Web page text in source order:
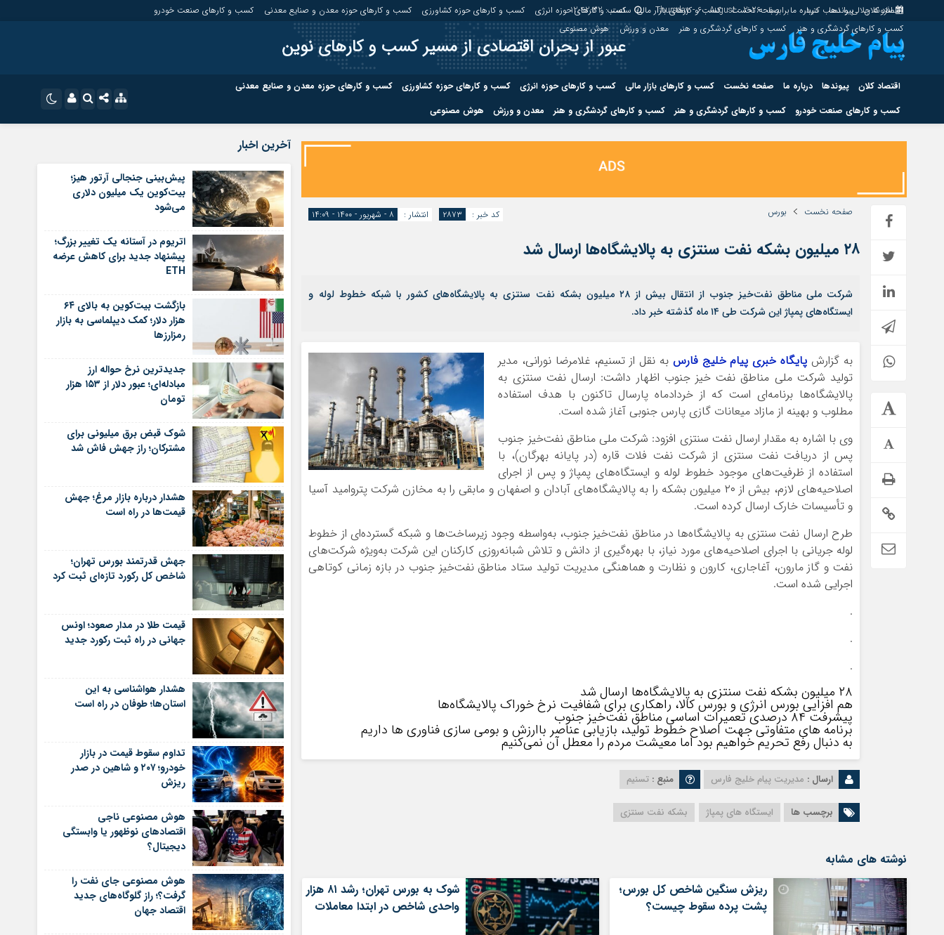
افزونه جلالی را نصب کنید. برابر با : Thursday - 6 - August - 2026 ساعت :12:42:33 اقتصاد کلان پیوندها درباره ما صفحه نخست کسب و کارهای بازار مالی کسب و کارهای حوزه انرژی کسب و کارهای حوزه کشاورزی کسب و کارهای حوزه معدن و صنایع معدنی
کسب و کارهای صنعت خودرو
کسب و کارهای گردشگری و هنر
کسب و کارهای گردشگری و هنر معدن و ورزش هوش مصنوعی
عبور از بحران اقتصادی از مسیر کسب و کارهای نوین
اقتصاد کلان پیوندها درباره ما صفحه نخست کسب و کارهای بازار مالی کسب و کارهای حوزه انرژی کسب و کارهای حوزه کشاورزی
کسب و کارهای حوزه معدن و صنایع معدنی
کسب و کارهای صنعت خودرو
کسب و کارهای گردشگری و هنر کسب و کارهای گردشگری و هنر معدن و ورزش هوش مصنوعی
سروش
ایتا
آپارات
اپلیکیشن
رمز عبور
مرا به خاطر بسپار
اقتصاد کلان پیوندها درباره ما صفحه نخست
کسب و کارهای حوزه کشاورزی کسب و کارهای صنعت خودرو کسب و کارهای گردشگری و هنر
کسب و کارهای گردشگری و هنر معدن و ورزش
هوش مصنوعی
صفحه نخست بورس انتشار : ۸ - شهریور - ۱۴۰۰ - ۱۴:۰۹ کد خبر : ۲۸۷۳
۲۸ میلیون بشکه نفت سنتزی به پالایشگاه‌ها ارسال شد
شرکت ملی مناطق نفت‌خیز جنوب از انتقال بیش از ۲۸ میلیون بشکه نفت سنتزی به پالایشگاه‌های کشور با شبکه خطوط لوله و
ایستگاه‌های پمپاژ این شرکت طی ۱۴ ماه گذشته خبر داد.
به گزارش پایگاه خبری پیام خلیج فارس به نقل از تسنیم، غلامرضا نورانی، مدیر
تولید شرکت ملی مناطق نفت خیز جنوب اظهار داشت: ارسال نفت سنتزی به
پالایشگاه‌ها برنامه‌ای است که از خردادماه پارسال تاکنون با هدف استفاده
مطلوب و بهینه از مازاد میعانات گازی پارس جنوبی آغاز شده است.
وی با اشاره به مقدار ارسال نفت سنتزی افزود: شرکت ملی مناطق نفت‌خیز جنوب
پس از دریافت نفت سنتزی از شرکت نفت فلات قاره (در پایانه بهرگان)، با
استفاده از ظرفیت‌های موجود خطوط لوله و ایستگاه‌های پمپاژ و پس از اجرای
اصلاحیه‌های لازم، بیش از ۲۰ میلیون بشکه را به پالایشگاه‌های آبادان و اصفهان و مابقی را به مخازن شرکت پتروامید آسیا
و تأسیسات خارک ارسال کرده است.
طرح ارسال نفت سنتزی به پالایشگاه‌ها در مناطق نفت‌خیز جنوب، به‌واسطه وجود زیرساخت‌ها و شبکه گسترده‌ای از خطوط
لوله جریانی با اجرای اصلاحیه‌های مورد نیاز، با بهره‌گیری از دانش و تلاش شبانه‌روزی کارکنان این شرکت به‌ویژه شرکت‌های
نفت و گاز مارون، آغاجاری، کارون و نظارت و هماهنگی مدیریت تولید ستاد مناطق نفت‌خیز جنوب در بازه زمانی کوتاهی
اجرایی شده است.
.
.
.
۲۸ میلیون بشکه نفت سنتزی به پالایشگاه‌ها ارسال شد
هم افزایی بورس انرژی و بورس کالا، راهکاری برای شفافیت نرخ خوراک پالایشگاه‌ها
پیشرفت ۸۴ درصدی تعمیرات اساسی مناطق نفت‌خیز جنوب
برنامه های متفاوتی جهت اصلاح خطوط تولید، بازیابی عناصر باارزش و بومی سازی فناوری ها داریم
به دنبال رفع تحریم‌ خواهیم بود اما معیشت مردم را معطل آن نمی‌کنیم
ارسال : مدیریت پیام خلیج فارس منبع : تسنیم
برچسب ها ایستگاه های پمپاژ بشکه نفت سنتزی
نوشته های مشابه
ریزش سنگین شاخص کل بورس؛
پشت پرده سقوط چیست؟
شوک به بورس تهران؛ رشد ۸۱ هزار
واحدی شاخص در ابتدا معاملات
آخرین اخبار
پیش‌بینی جنجالی آرتور هیز؛
بیت‌کوین یک میلیون دلاری
می‌شود
اتریوم در آستانه یک تغییر بزرگ؛
پیشنهاد جدید برای کاهش عرضه
ETH
بازگشت بیت‌کوین به بالای ۶۴
هزار دلار؛ کمک دیپلماسی به بازار
رمزارزها
جدیدترین نرخ حواله ارز
مبادله‌ای؛ عبور دلار از ۱۵۳ هزار
تومان
شوک قبض برق میلیونی برای
مشترکان؛ راز جهش فاش شد
هشدار درباره بازار مرغ؛ جهش
قیمت‌ها در راه است
جهش قدرتمند بورس تهران؛
شاخص کل رکورد تازه‌ای ثبت کرد
قیمت طلا در مدار صعود؛ اونس
جهانی در راه ثبت رکورد جدید
هشدار هواشناسی به این
استان‌ها؛ طوفان در راه است
تداوم سقوط قیمت در بازار
خودرو؛ ۲۰۷ و شاهین در صدر
ریزش
هوش مصنوعی ناجی
اقتصادهای نوظهور یا وابستگی
دیجیتال؟
هوش مصنوعی جای نفت را
گرفت؟؛ راز گلوگاه‌های جدید
اقتصاد جهان